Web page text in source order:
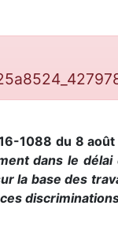
1088 du 8
dans le délai
la base des